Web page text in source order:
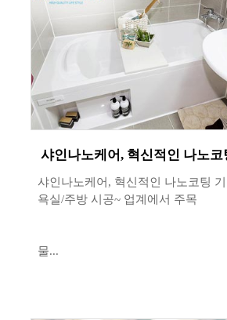
샤인나노케어, 혁신적인 나노코팅
욕실/주방 시공~ 업계에서 주목
물...